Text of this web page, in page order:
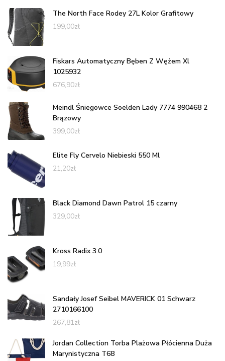
The North Face Rodey 27L Kolor Grafitowy
199,00zł
Fiskars Automatyczny Bęben Z Wężem Xl
1025932
676,90zł
Meindl Śniegowce Soelden Lady 7774 990468 2
Brązowy
399,00zł
Elite Fly Cervelo Niebieski 550 Ml
21,20zł
Black Diamond Dawn Patrol 15 czarny
329,00zł
Kross Radix 3.0
19,99zł
Sandały Josef Seibel MAVERICK 01 Schwarz
2710166100
267,81zł
Jordan Collection Torba Plażowa Płócienna Duża
Marynistyczna T68